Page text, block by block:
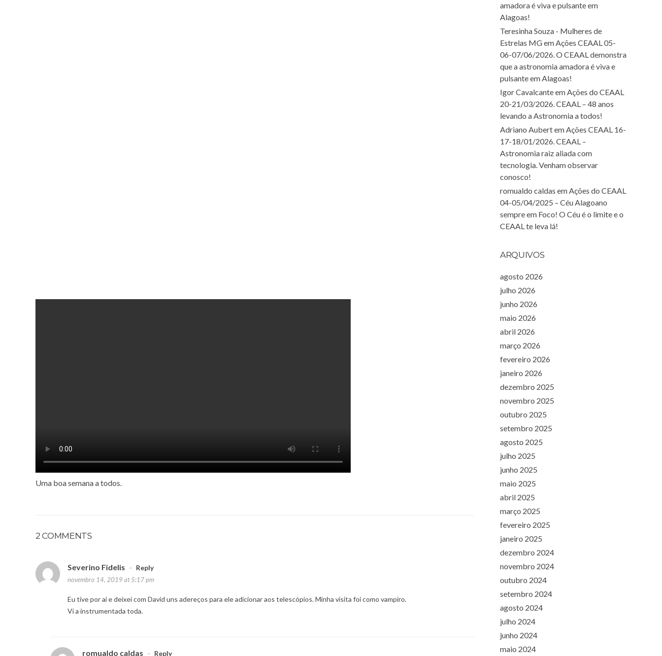
Uma boa semana a todos.
2 COMMENTS
Severino Fidelis -
Reply
novembro 14, 2019 at 5:17 pm
Eu tive por ai e deixei com David uns adereços para ele adicionar aos telescópios. Minha visita foi como vampiro.
Vi a instrumentada toda.
romualdo caldas -
Reply
amadora é viva e pulsante em
Alagoas!
Teresinha Souza - Mulheres de
Estrelas MGemAções CEAAL 05-
06-07/06/2026. O CEAAL demonstra
que a astronomia amadora é viva e
pulsante em Alagoas!
Igor CavalcanteemAções do CEAAL
20-21/03/2026. CEAAL – 48 anos
levando a Astronomia a todos!
Adriano AubertemAções CEAAL 16-
17-18/01/2026. CEAAL –
Astronomia raiz aliada com
tecnologia. Venham observar
conosco!
romualdo caldas emAções do CEAAL
04-05/04/2025 – Céu Alagoano
sempre em Foco! O Céu é o limite e o
CEAAL te leva lá!
ARQUIVOS
agosto 2026
julho 2026
junho 2026
maio 2026
abril 2026
março 2026
fevereiro 2026
janeiro 2026
dezembro 2025
novembro 2025
outubro 2025
setembro 2025
agosto 2025
julho 2025
junho 2025
maio 2025
abril 2025
março 2025
fevereiro 2025
janeiro 2025
dezembro 2024
novembro 2024
outubro 2024
setembro 2024
agosto 2024
julho 2024
junho 2024
maio 2024